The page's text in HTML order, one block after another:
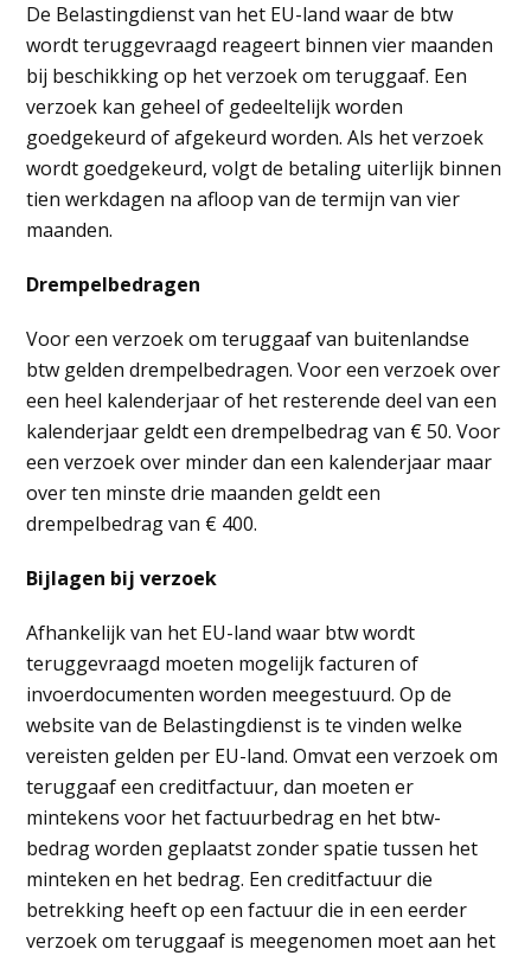
De Belastingdienst van het EU-land waar de btw
wordt teruggevraagd reageert binnen vier maanden
bij beschikking op het verzoek om teruggaaf. Een
verzoek kan geheel of gedeeltelijk worden
goedgekeurd of afgekeurd worden. Als het verzoek
wordt goedgekeurd, volgt de betaling uiterlijk binnen
tien werkdagen na afloop van de termijn van vier
maanden.
Drempelbedragen
Voor een verzoek om teruggaaf van buitenlandse
btw gelden drempelbedragen. Voor een verzoek over
een heel kalenderjaar of het resterende deel van een
kalenderjaar geldt een drempelbedrag van € 50. Voor
een verzoek over minder dan een kalenderjaar maar
over ten minste drie maanden geldt een
drempelbedrag van € 400.
Bijlagen bij verzoek
Afhankelijk van het EU-land waar btw wordt
teruggevraagd moeten mogelijk facturen of
invoerdocumenten worden meegestuurd. Op de
website van de Belastingdienst is te vinden welke
vereisten gelden per EU-land. Omvat een verzoek om
teruggaaf een creditfactuur, dan moeten er
mintekens voor het factuurbedrag en het btw-
bedrag worden geplaatst zonder spatie tussen het
minteken en het bedrag. Een creditfactuur die
betrekking heeft op een factuur die in een eerder
verzoek om teruggaaf is meegenomen moet aan het